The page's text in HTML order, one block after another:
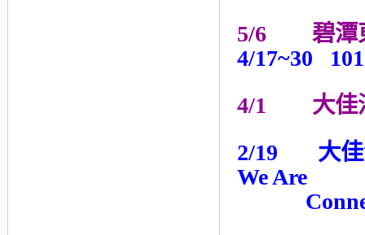
5/6 碧潭東
4/17~30
4/1
大佳
2/19
大
We Are